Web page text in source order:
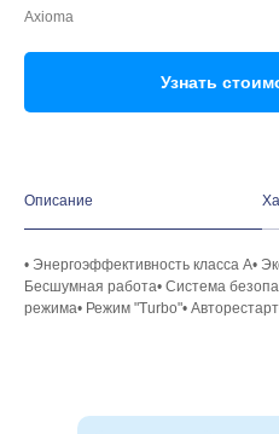
Axioma
Узнать
Описание
• Энергоэффективность класса А•
Бесшумная работа• Система
режима• Режим "Turbo"•